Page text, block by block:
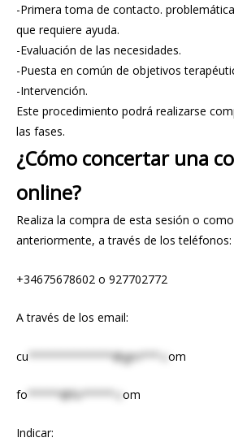
-Primera toma de contacto.
que requiere ayuda.
-Evaluación de las necesidades.
-Puesta en común de objetivos
-Intervención.
Este procedimiento podrá realizarse
las fases.
¿Cómo concertar una
online?
Realiza la compra de esta sesión o
anteriormente, a través de los teléfonos:
+34675678602 o 927702772
A través de los email:
cu *************@gm***.c om
fo *****@fo*****.c om
Indicar: